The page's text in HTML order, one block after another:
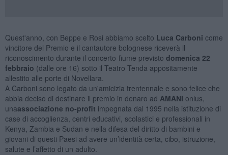
Quest'anno, con Beppe e Rosi abbiamo scelto Luca Carboni come
vincitore del Premio e il cantautore bolognese riceverà il
riconoscimento durante il concerto-fiume previsto domenica 22
febbraio (dalle ore 16) sotto il Teatro Tenda appositamente
allestito alle porte di Novellara.
A Carboni sono legato da un'amicizia trentennale e sono felice che
abbia deciso di destinare il premio in denaro ad AMANI onlus,
unaassociazione no-profit impegnata dal 1995 nella istituzione di
case di accoglienza, centri educativi, scolastici e professionali in
Kenya, Zambia e Sudan e nella difesa del diritto di bambini e
giovani di questi Paesi ad avere un’identità certa, cibo, istruzione,
salute e l’affetto di un adulto.